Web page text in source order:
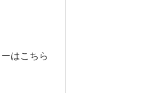
はこちら